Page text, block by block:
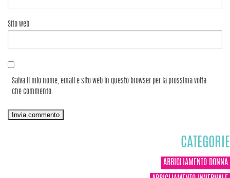
Sito web
Salva il mio nome, email e sito web in questo browser per la prossima volta
che commento.
CATEGORIE
ABBIGLIAMENTO DONNA